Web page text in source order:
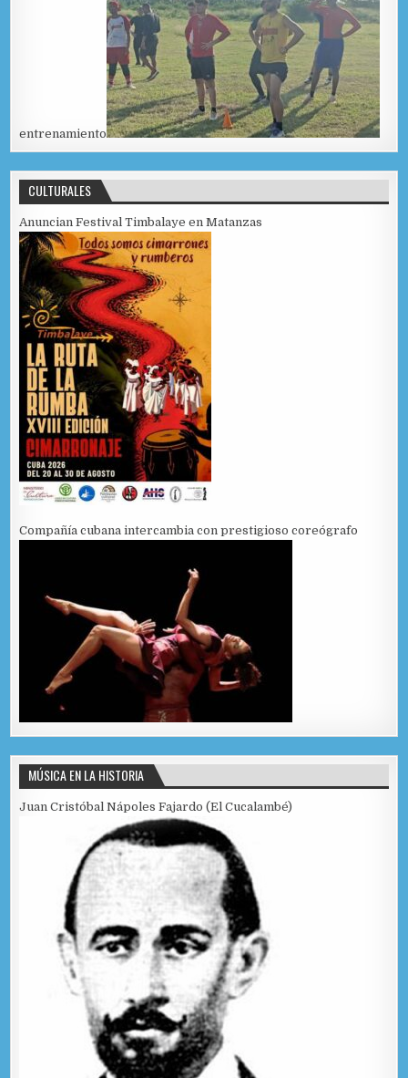
entrenamiento
CULTURALES
Anuncian Festival Timbalaye en Matanzas
Compañía cubana intercambia con prestigioso coreógrafo
MÚSICA EN LA HISTORIA
Juan Cristóbal Nápoles Fajardo (El Cucalambé)